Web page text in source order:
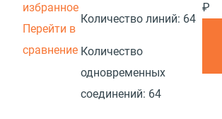
избранное
Перейти в
сравнение
Количество линий: 64
Количество
одновременных
соединений: 64
₽